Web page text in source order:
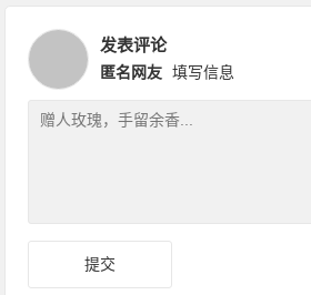
发表评论
匿名网友 填写信息